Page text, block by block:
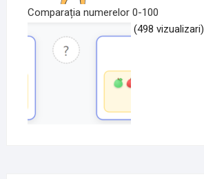
Comparația numerelor 0-100
(498 vizualizari)